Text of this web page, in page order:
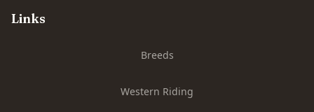
Links
Breeds
Western Riding